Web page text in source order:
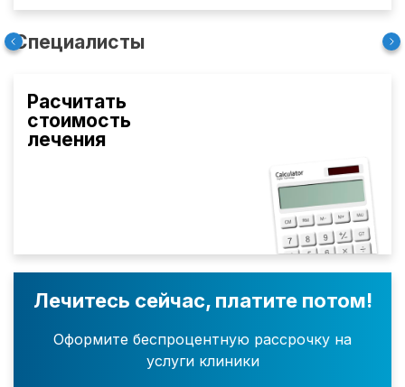
Специалисты
Расчитать
стоимость
лечения
Лечитесь сейчас, платите потом!
Оформите беспроцентную рассрочку на
услуги клиники